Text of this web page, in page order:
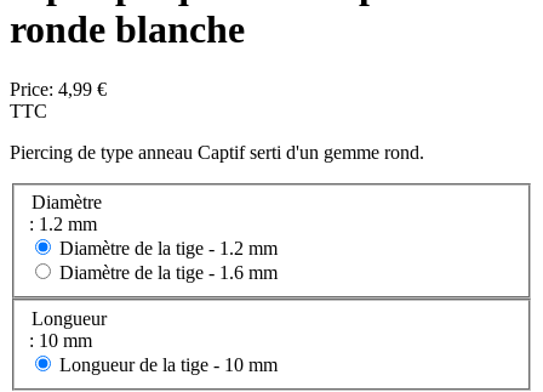
ronde blanche
Price: 4,99 €
TTC
Piercing de type anneau Captif serti d'un gemme rond.
Diamètre
: 1.2 mm
Diamètre de la tige - 1.2 mm
Diamètre de la tige - 1.6 mm
Longueur
: 10 mm
Longueur de la tige - 10 mm